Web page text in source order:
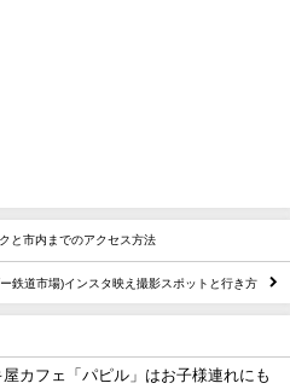
と市内までのアクセス方法
鉄道市場)インスタ映え撮影スポットと行き方
カフェ「パピル」はお子様連れにも